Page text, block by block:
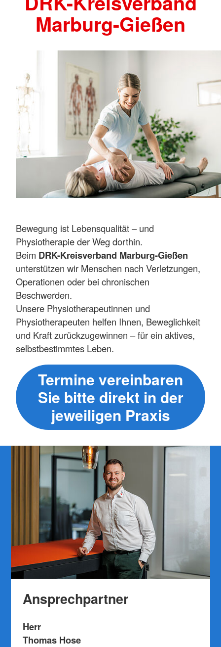
Marburg-Gießen
Bewegung ist Lebensqualität – und
Physiotherapie der Weg dorthin.
Beim DRK-Kreisverband Marburg-Gießen
unterstützen wir Menschen nach Verletzungen,
Operationen oder bei chronischen
Beschwerden.
Unsere Physiotherapeutinnen und
Physiotherapeuten helfen Ihnen, Beweglichkeit
und Kraft zurückzugewinnen – für ein aktives,
selbstbestimmtes Leben.
Termine vereinbaren
Sie bitte direkt in der
jeweiligen Praxis
Ansprechpartner
Herr
Thomas Hose